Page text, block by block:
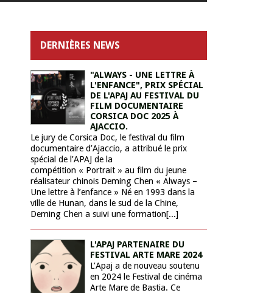
DERNIÈRES NEWS
"ALWAYS - UNE LETTRE À
L'ENFANCE", PRIX SPÉCIAL
DE L'APAJ AU FESTIVAL DU
FILM DOCUMENTAIRE
CORSICA DOC 2025 À
AJACCIO.
Le jury de Corsica Doc, le festival du film
documentaire d’Ajaccio, a attribué le prix
spécial de l’APAJ de la
compétition « Portrait » au film du jeune
réalisateur chinois Deming Chen « Always –
Une lettre à l’enfance » Né en 1993 dans la
ville de Hunan, dans le sud de la Chine,
Deming Chen a suivi une formation[...]
L'APAJ PARTENAIRE DU
FESTIVAL ARTE MARE 2024
L’Apaj a de nouveau soutenu
en 2024 le Festival de cinéma
Arte Mare de Bastia. Ce